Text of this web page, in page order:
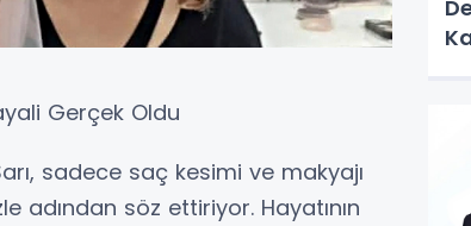
Gerçek Oldu
sadece saç kesimi ve makyajı
adından söz ettiriyor. Hayatının